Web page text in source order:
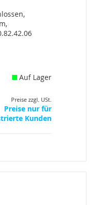
Auf Lager
Preise zzgl. USt.
Preise nur für
Kunden